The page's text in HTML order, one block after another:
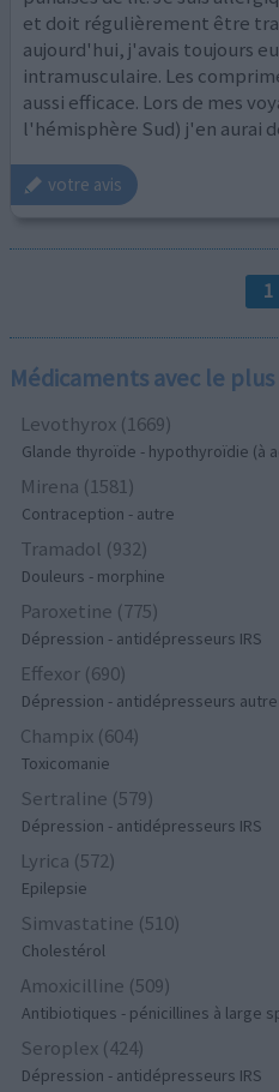
et doit régulièrement être
aujourd'hui, j'avais toujours
intramusculaire. Les
aussi efficace. Lors de mes
l'hémisphère Sud) j'en aurai
votre avis
1
Médicaments avec le
Levothyrox (1669)
Glande thyroïde - hypothyroïdie (à
Mirena (1581)
Contraception - autre
Tramadol (932)
Douleurs - morphine
Paroxetine (775)
Dépression - antidépresseurs IRS
Effexor (690)
Dépression - antidépresseurs autre
Champix (604)
Toxicomanie
Sertraline (579)
Dépression - antidépresseurs IRS
Lyrica (572)
Epilepsie
Simvastatine (510)
Cholestérol
Amoxicilline (509)
Antibiotiques - pénicillines à large
Seroplex (424)
Dépression - antidépresseurs IRS